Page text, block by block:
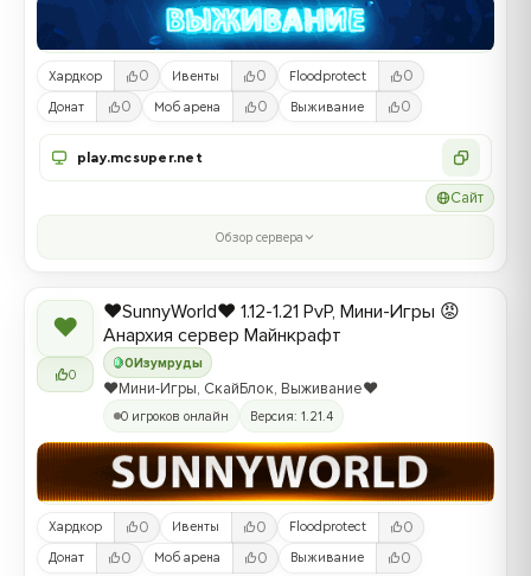
Хардкор 0 Ивенты 0 Floodprotect 0
Донат 0 Моб арена 0 Выживание 0
play.mcsuper.net
Сайт
Обзор сервера
❤
0
0Изумруды
❤️SunnyWorld❤️ 1.12-1.21 PvP, Мини-Игры 😡
Анархия сервер Майнкрафт
❤️Мини-Игры, СкайБлок, Выживание❤️
0 игроков онлайн Версия: 1.21.4
Хардкор 0 Ивенты 0 Floodprotect 0
Донат 0 Моб арена 0 Выживание 0